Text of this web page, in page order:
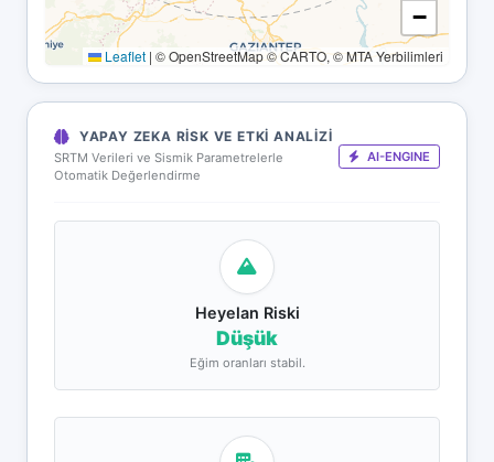
−
Leaflet | © OpenStreetMap © CARTO, © MTA Yerbilimleri
YAPAY ZEKA RISK VE ETKI ANALIZI
SRTM Verileri ve Sismik Parametrelerle
Otomatik Değerlendirme
AI-ENGINE
Heyelan Riski
Düşük
Eğim oranları stabil.